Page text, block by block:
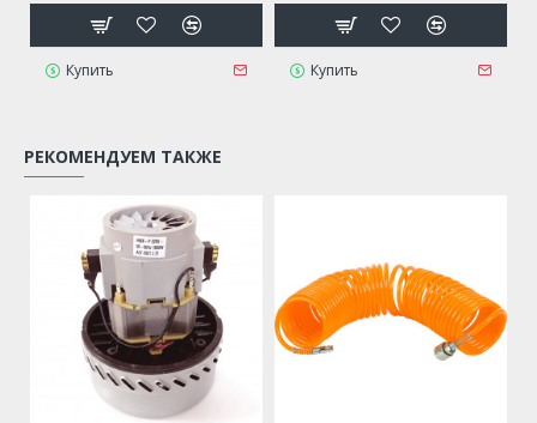
Купить Купить
РЕКОМЕНДУЕМ ТАКЖЕ